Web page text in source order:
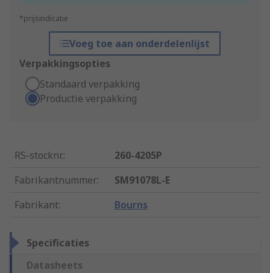
*prijsindicatie
Voeg toe aan onderdelenlijst
Verpakkingsopties
Standaard verpakking
Productie verpakking
RS-stocknr.:
260-4205P
Fabrikantnummer:
SM91078L-E
Fabrikant: Bourns
Specificaties
Datasheets